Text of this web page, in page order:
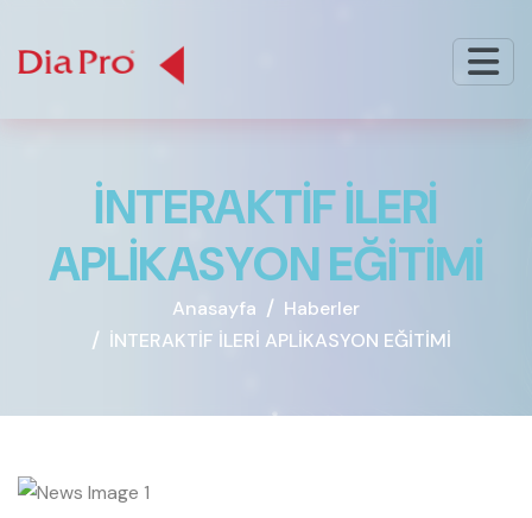
İNTERAKTİFİLERİ
APLİKASYONEĞİTİMİ
Anasayfa
Haberler
İNTERAKTİF İLERİ APLİKASYON EĞİTİMİ